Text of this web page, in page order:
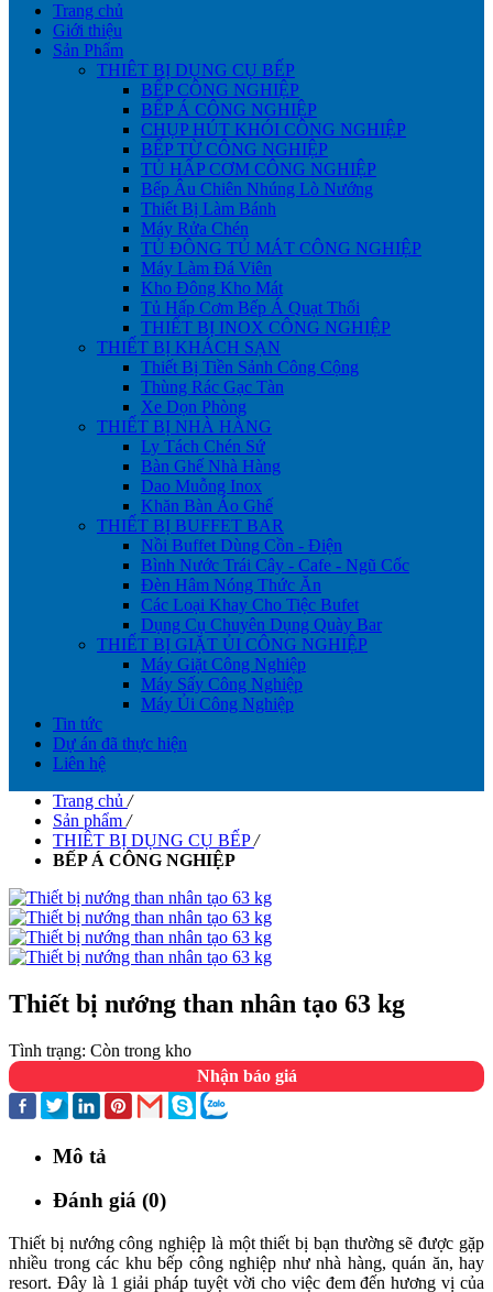
Trang chủ
Giới thiệu
Sản Phẩm
THIÊT BỊ DỤNG CỤ BẾP
BẾP CÔNG NGHIỆP
BẾP Á CÔNG NGHIỆP
CHỤP HÚT KHÓI CÔNG NGHIỆP
BẾP TỪ CÔNG NGHIỆP
TỦ HẤP CƠM CÔNG NGHIỆP
Bếp Âu Chiên Nhúng Lò Nướng
Thiết Bị Làm Bánh
Máy Rửa Chén
TỦ ĐÔNG TỦ MÁT CÔNG NGHIỆP
Máy Làm Đá Viên
Kho Đông Kho Mát
Tủ Hấp Cơm Bếp Á Quạt Thổi
THIẾT BỊ INOX CÔNG NGHIỆP
THIẾT BỊ KHÁCH SẠN
Thiết Bị Tiền Sảnh Công Cộng
Thùng Rác Gạc Tàn
Xe Dọn Phòng
THIẾT BỊ NHÀ HÀNG
Ly Tách Chén Sứ
Bàn Ghế Nhà Hàng
Dao Muỗng Inox
Khăn Bàn Áo Ghế
THIẾT BỊ BUFFET BAR
Nồi Buffet Dùng Cồn - Điện
Bình Nước Trái Cây - Cafe - Ngũ Cốc
Đèn Hâm Nóng Thức Ăn
Các Loại Khay Cho Tiệc Bufet
Dụng Cụ Chuyên Dụng Quày Bar
THIẾT BỊ GIẶT ỦI CÔNG NGHIỆP
Máy Giặt Công Nghiệp
Máy Sấy Công Nghiệp
Máy Ủi Công Nghiệp
Tin tức
Dự án đã thực hiện
Liên hệ
Trang chủ /
Sản phẩm /
THIÊT BỊ DỤNG CỤ BẾP /
BẾP Á CÔNG NGHIỆP
Thiết bị nướng than nhân tạo 63 kg
Tình trạng: Còn trong kho
Nhận báo giá
Mô tả
Đánh giá (0)
Thiết bị nướng công nghiệp là một thiết bị bạn thường sẽ được gặp
nhiều trong các khu bếp công nghiệp như nhà hàng, quán ăn, hay
resort. Đây là 1 giải pháp tuyệt vời cho việc đem đến hương vị của